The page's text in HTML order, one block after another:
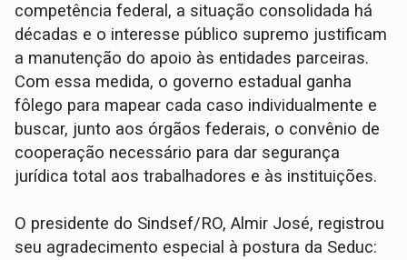
competência federal, a situação consolidada há
décadas e o interesse público supremo justificam
a manutenção do apoio às entidades parceiras.
Com essa medida, o governo estadual ganha
fôlego para mapear cada caso individualmente e
buscar, junto aos órgãos federais, o convênio de
cooperação necessário para dar segurança
jurídica total aos trabalhadores e às instituições.
O presidente do Sindsef/RO, Almir José, registrou
seu agradecimento especial à postura da Seduc: